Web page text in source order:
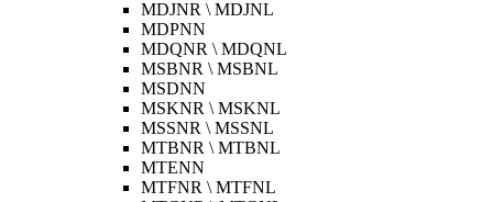
MDJNR \ MDJNL
MDPNN
MDQNR \ MDQNL
MSBNR \ MSBNL
MSDNN
MSKNR \ MSKNL
MSSNR \ MSSNL
MTBNR \ MTBNL
MTENN
MTFNR \ MTFNL